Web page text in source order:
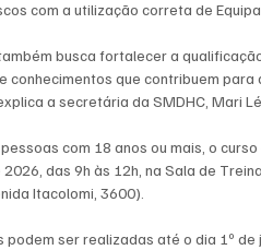
com a utilização correta de
busca fortalecer a
conhecimentos que contribuem
a secretária da SMDHC, Mari
com 18 anos ou mais, o
2026, das 9h às 12h, na Sala de
Itacolomi, 3600).
podem ser realizadas até o dia 1º